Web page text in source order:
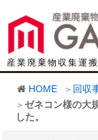
産業廃棄物収集運
HOME
回収
ゼネコン様の大
した。